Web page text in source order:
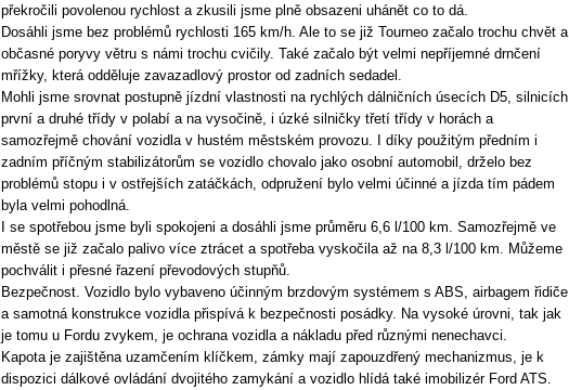
překročili povolenou rychlost a zkusili jsme plně obsazeni uhánět co to dá.
Dosáhli jsme bez problémů rychlosti 165 km/h. Ale to se již Tourneo začalo trochu chvět a
občasné poryvy větru s námi trochu cvičily. Také začalo být velmi nepříjemné drnčení
mřížky, která odděluje zavazadlový prostor od zadních sedadel.
Mohli jsme srovnat postupně jízdní vlastnosti na rychlých dálničních úsecích D5, silnicích
první a druhé třídy v polabí a na vysočině, i úzké silničky třetí třídy v horách a
samozřejmě chování vozidla v hustém městském provozu. I díky použitým předním i
zadním příčným stabilizátorům se vozidlo chovalo jako osobní automobil, drželo bez
problémů stopu i v ostřejších zatáčkách, odpružení bylo velmi účinné a jízda tím pádem
byla velmi pohodlná.
I se spotřebou jsme byli spokojeni a dosáhli jsme průměru 6,6 l/100 km. Samozřejmě ve
městě se již začalo palivo více ztrácet a spotřeba vyskočila až na 8,3 l/100 km. Můžeme
pochválit i přesné řazení převodových stupňů.
Bezpečnost. Vozidlo bylo vybaveno účinným brzdovým systémem s ABS, airbagem řidiče
a samotná konstrukce vozidla přispívá k bezpečnosti posádky. Na vysoké úrovni, tak jak
je tomu u Fordu zvykem, je ochrana vozidla a nákladu před různými nenechavci.
Kapota je zajištěna uzamčením klíčkem, zámky mají zapouzdřený mechanizmus, je k
dispozici dálkové ovládání dvojitého zamykání a vozidlo hlídá také imobilizér Ford ATS.